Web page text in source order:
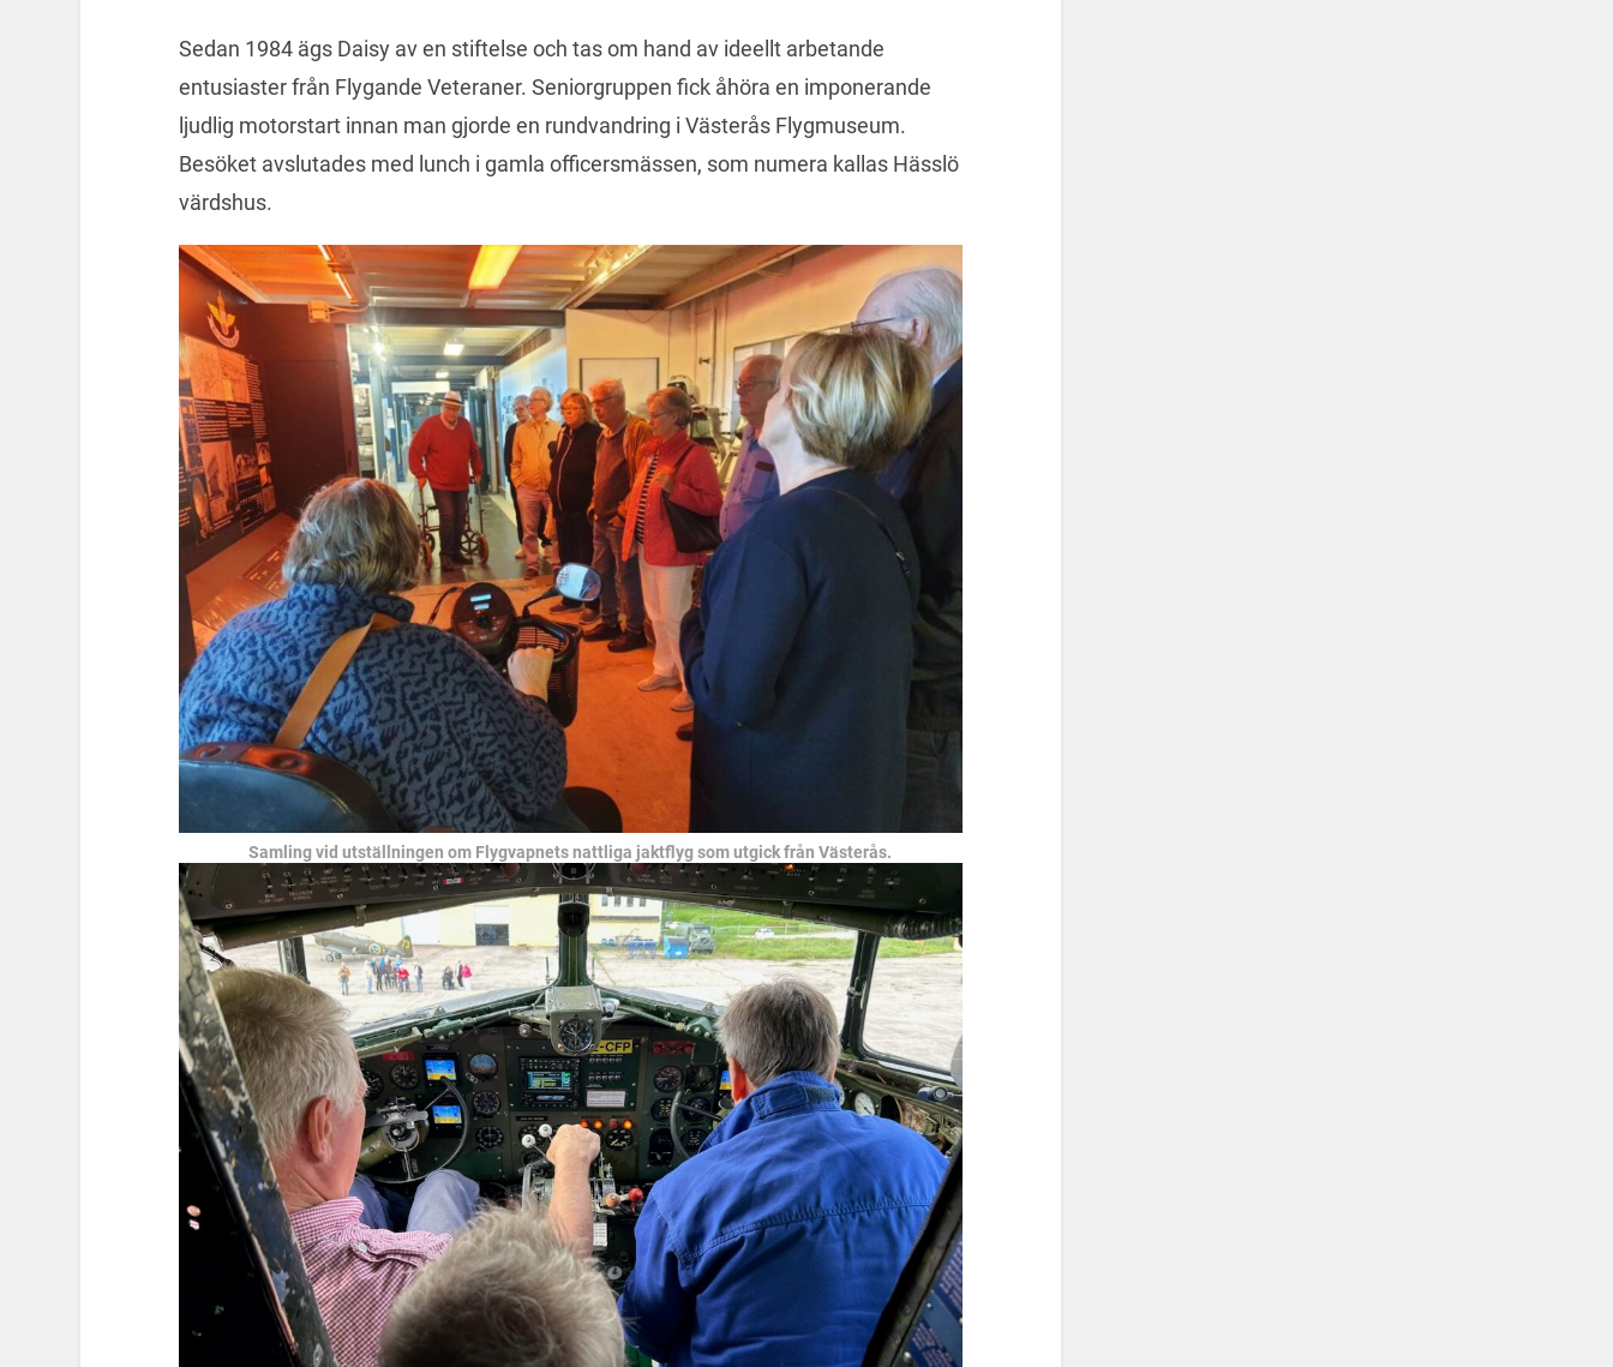
Sedan 1984 ägs Daisy av en stiftelse och tas om hand av ideellt arbetande
entusiaster från Flygande Veteraner. Seniorgruppen fick åhöra en imponerande
ljudlig motorstart innan man gjorde en rundvandring i Västerås Flygmuseum.
Besöket avslutades med lunch i gamla officersmässen, som numera kallas Hässlö
värdshus.
Samling vid utställningen om Flygvapnets nattliga jaktflyg som utgick från Västerås.